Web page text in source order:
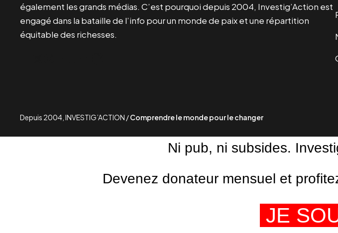
également les grands médias. C’est pourquoi depuis 2004, Investig’Action est
engagé dans la bataille de l’info pour un monde de paix et une répartition
équitable des richesses.
Depuis 2004, INVESTIG’ACTION /Comprendre le monde pour le changer
Ni pub, ni subsides.
Devenez donateur mensuel et
JE